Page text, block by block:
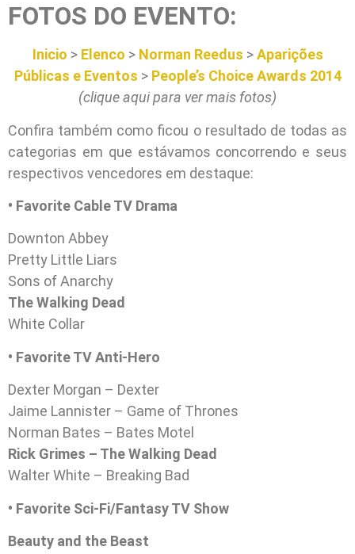
FOTOS DO EVENTO:
Inicio > Elenco > Norman Reedus >Aparições
Públicas e Eventos > People’s Choice Awards 2014
(clique aqui para ver mais fotos)
Confira também como ficou o resultado de todas as
categorias em que estávamos concorrendo e seus
respectivos vencedores em destaque:
• Favorite Cable TV Drama
Downton Abbey
Pretty Little Liars
Sons of Anarchy
The Walking Dead
White Collar
• Favorite TV Anti-Hero
Dexter Morgan – Dexter
Jaime Lannister – Game of Thrones
Norman Bates – Bates Motel
Rick Grimes – The Walking Dead
Walter White – Breaking Bad
• Favorite Sci-Fi/Fantasy TV Show
Beauty and the Beast